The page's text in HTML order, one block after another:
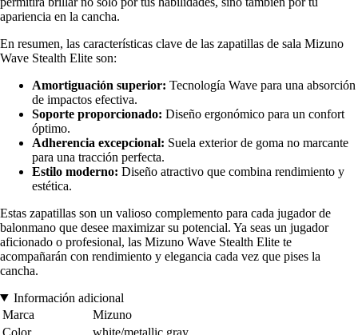
apariencia en la cancha.
En resumen, las características clave de las zapatillas de sala Mizuno
Wave Stealth Elite son:
Amortiguación superior: Tecnología Wave para una absorción
de impactos efectiva.
Soporte proporcionado: Diseño ergonómico para un confort
óptimo.
Adherencia excepcional: Suela exterior de goma no marcante
para una tracción perfecta.
Estilo moderno: Diseño atractivo que combina rendimiento y
estética.
Estas zapatillas son un valioso complemento para cada jugador de
balonmano que desee maximizar su potencial. Ya seas un jugador
aficionado o profesional, las Mizuno Wave Stealth Elite te
acompañarán con rendimiento y elegancia cada vez que pises la
cancha.
Información adicional
Marca
Mizuno
Color
white/metallic gray